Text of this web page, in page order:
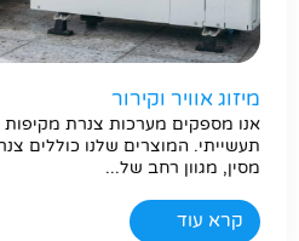
מיזוג אוויר וקירור
אנו מספקים מערכות צנרת מקיפות
תעשייתי. המוצרים שלנו כוללים
מסין, מגוון רחב של...
קרא עוד